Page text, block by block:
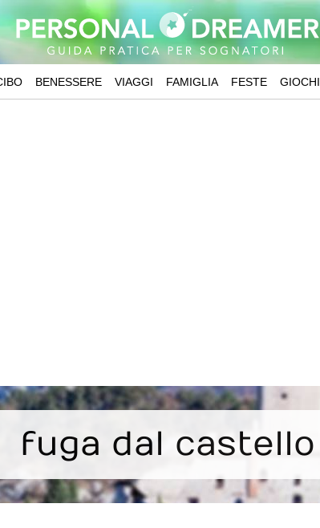
BENESSERE VIAGGI FAMIGLIA FESTE GIOCHI
fuga dal castello